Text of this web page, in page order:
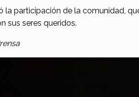
la participación de la comunidad,
sus seres queridos.